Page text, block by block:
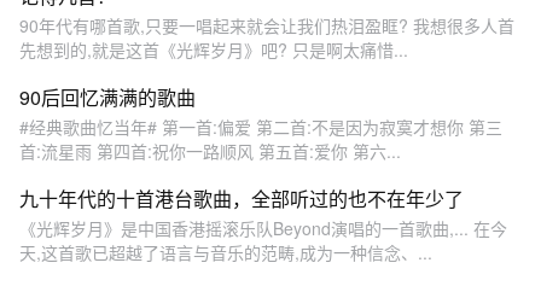
90年代有哪首歌,只要一唱起来就会让我们热泪盈眶? 我想很多人首
先想到的,就是这首《光辉岁月》吧? 只是啊太痛惜...
90后回忆满满的歌曲
#经典歌曲忆当年# 第一首:偏爱 第二首:不是因为寂寞才想你 第三
首:流星雨 第四首:祝你一路顺风 第五首:爱你 第六...
九十年代的十首港台歌曲，全部听过的也不在年少了
《光辉岁月》是中国香港摇滚乐队Beyond演唱的一首歌曲,... 在今
天,这首歌已超越了语言与音乐的范畴,成为一种信念、...